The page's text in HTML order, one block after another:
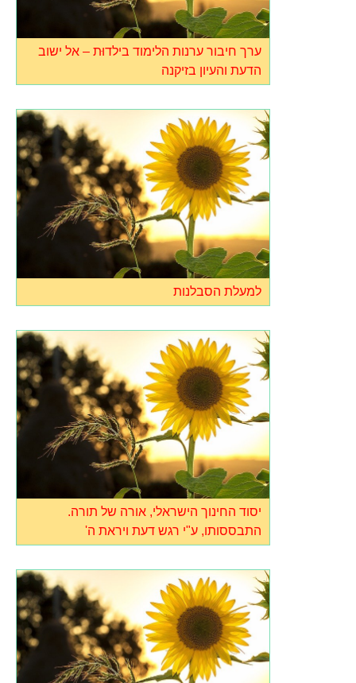
ערך חיבור ערנות הלימוד בילדוּת – אל ישוב
הדעת והעיון בזיקנה
למעלת הסבלנות
יסוד החינוך הישראלי, אורה של תורה.
התבססותו, ע"י רגש דעת ויראת ה'